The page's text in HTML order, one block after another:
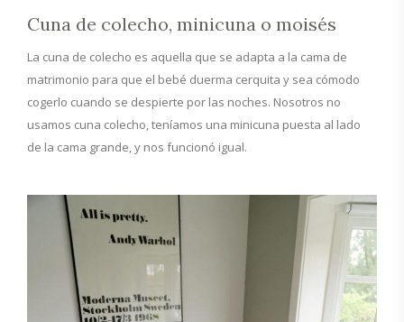
Cuna de colecho, minicuna o moisés
La cuna de colecho es aquella que se adapta a la cama de
matrimonio para que el bebé duerma cerquita y sea cómodo
cogerlo cuando se despierte por las noches. Nosotros no
usamos cuna colecho, teníamos una minicuna puesta al lado
de la cama grande, y nos funcionó igual.